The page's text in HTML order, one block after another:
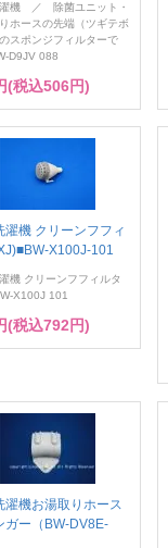
濯機 ／ 除菌ユニット・
ホースの先端（ツギテボ
スポンジフィルターで
D9JV 088
(税込506円)
濯機 クリーンフフィ
X100J-101
機 クリーンフフィルタ
X100J 101
(税込792円)
濯機お湯取りホース
ガー（BW-DV8E-